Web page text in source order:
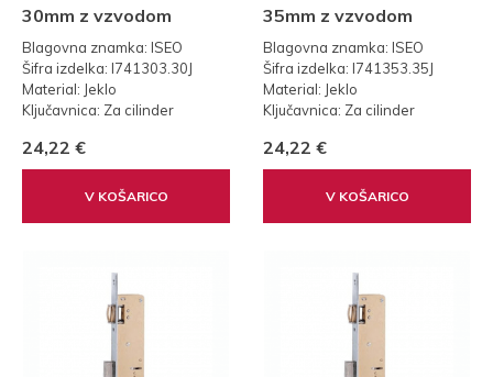
30mm z vzvodom
Blagovna znamka: ISEO
Šifra izdelka: I741303.30J
Material: Jeklo
Ključavnica: Za cilinder
Standard: 85
24,22 €
V KOŠARICO
35mm z vzvodom
Blagovna znamka: ISEO
Šifra izdelka: I741353.35J
Material: Jeklo
Ključavnica: Za cilinder
Standard: 85
24,22 €
V KOŠARICO